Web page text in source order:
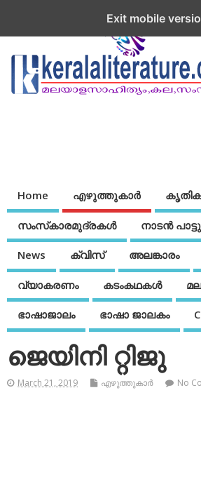
Home എഴുത്തുകാര്‍
സംസ്‌കാരമുദ്രകള്‍ നാടന്‍
News ക്വിസ് അലങ്കാരം
വ്യാകരണം കടംകഥകള്‍
ഭാഷാജാലം ഭാഷാ ജാലകം
ജെയിനി റ്റിജു
March 21, 2019 എഴുത്തുകാര്‍ No
Exit mobile